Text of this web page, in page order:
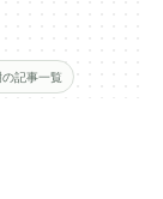
記事一覧